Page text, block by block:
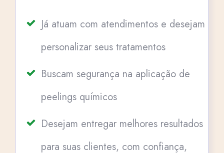
Já atuam com atendimentos e desejam
personalizar seus tratamentos
Buscam segurança na aplicação de
peelings químicos
Desejam entregar melhores resultados
para suas clientes, com confiança,